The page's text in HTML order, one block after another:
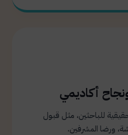
أكاديمي
للباحثين، مثل قبول
ورضا المشرفين.